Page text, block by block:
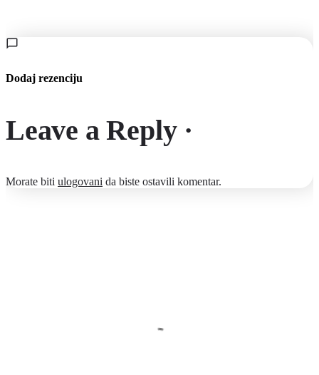
Dodaj rezenciju
Leave a Reply ·
Morate biti ulogovani da biste ostavili komentar.